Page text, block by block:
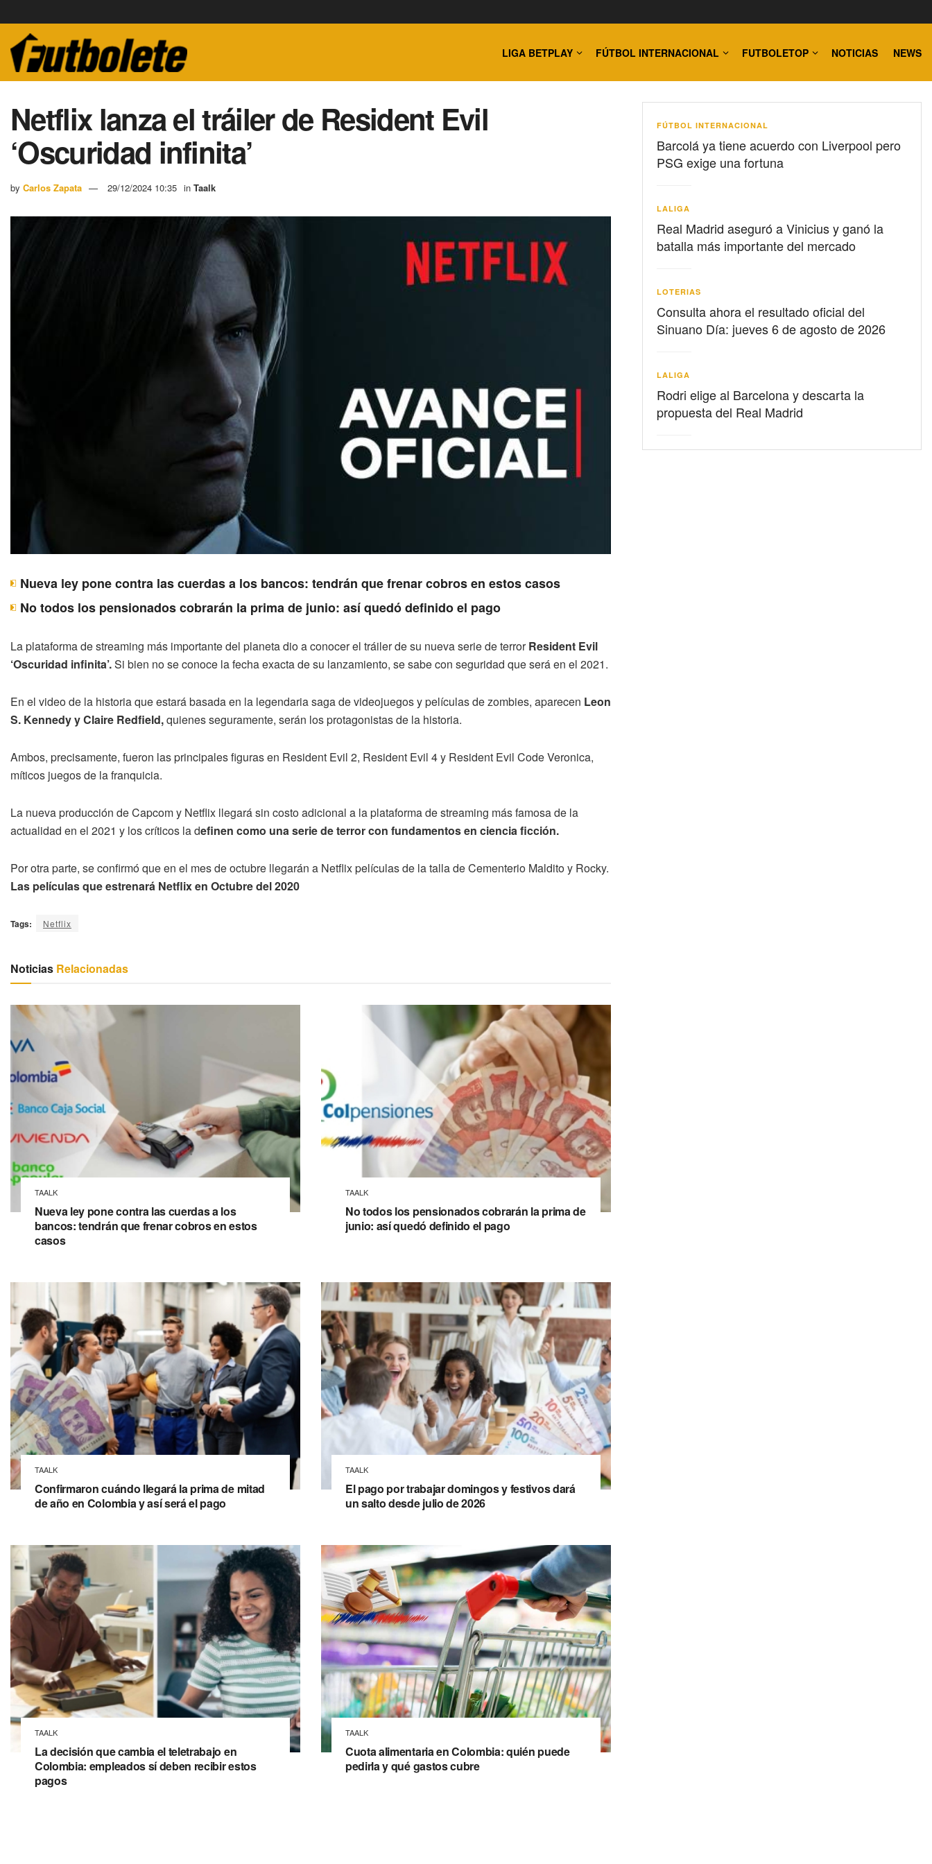
LIGA BETPLAY FÚTBOL INTERNACIONAL FUTBOLETOP NOTICIAS NEWS
Netflix lanza el tráiler de Resident Evil
‘Oscuridad infinita’
by Carlos Zapata 29/12/2024 10:35 in Taalk
Nueva ley pone contra las cuerdas a los bancos: tendrán que frenar cobros en estos casos
No todos los pensionados cobrarán la prima de junio: así quedó definido el pago
La plataforma de streaming más importante del planeta dio a conocer el tráiler de su nueva serie de terrorResident Evil
‘Oscuridad infinita’.Si bien no se conoce la fecha exacta de su lanzamiento, se sabe con seguridad que será en el 2021.
En el video de la historia que estará basada en la legendaria saga de videojuegos y películas de zombies, aparecen Leon
S. Kennedy y Claire Redfield,quienes seguramente, serán los protagonistas de la historia.
Ambos, precisamente, fueron las principales figuras en Resident Evil 2, Resident Evil 4 y Resident Evil Code Veronica,
míticos juegos de la franquicia.
La nueva producción de Capcom y Netflix llegará sin costo adicional a la plataforma de streaming más famosa de la
actualidad en el 2021 y los críticos la definen como una serie de terror con fundamentos en ciencia ficción.
Por otra parte, se confirmó que en el mes de octubre llegarán a Netflix películas de la talla de Cementerio Maldito y Rocky.
Las películas que estrenará Netflix en Octubre del 2020
Tags: Netflix
Noticias Relacionadas
TAALK
Nueva ley pone contra las cuerdas a los
bancos: tendrán que frenar cobros en estos
casos
TAALK
No todos los pensionados cobrarán la prima de
junio: así quedó definido el pago
TAALK
Confirmaron cuándo llegará la prima de mitad
de año en Colombia y así será el pago
TAALK
El pago por trabajar domingos y festivos dará
un salto desde julio de 2026
TAALK
La decisión que cambia el teletrabajo en
Colombia: empleados sí deben recibir estos
pagos
TAALK
Cuota alimentaria en Colombia: quién puede
pedirla y qué gastos cubre
FÚTBOL INTERNACIONAL
Barcolá ya tiene acuerdo con Liverpool pero
PSG exige una fortuna
LALIGA
Real Madrid aseguró a Vinicius y ganó la
batalla más importante del mercado
LOTERIAS
Consulta ahora el resultado oficial del
Sinuano Día: jueves 6 de agosto de 2026
LALIGA
Rodri elige al Barcelona y descarta la
propuesta del Real Madrid